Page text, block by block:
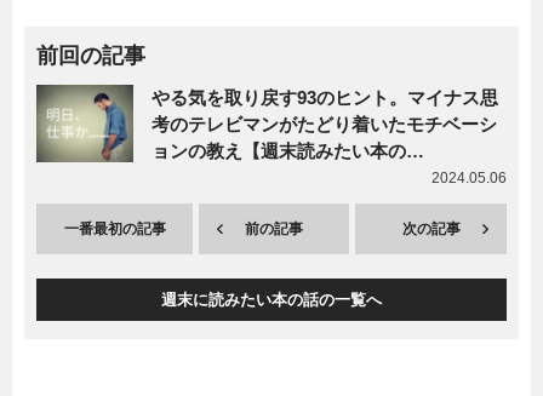
前回の記事
やる気を取り戻す93のヒント。マイナス思
考のテレビマンがたどり着いたモチベーシ
ョンの教え【週末読みたい本の…
2024.05.06
一番最初の記事 前の記事 次の記事
週末に読みたい本の話の一覧へ